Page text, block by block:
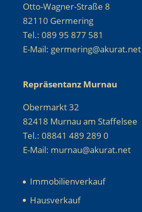
Otto-Wagner-Straße 8
82110 Germering
Tel.: 089 95 877 581
E-Mail: germering@akurat.net
Repräsentanz Murnau
Obermarkt 32
82418 Murnau am Staffelsee
Tel.: 08841 489 289 0
E-Mail: murnau@akurat.net
Immobilienverkauf
Hausverkauf